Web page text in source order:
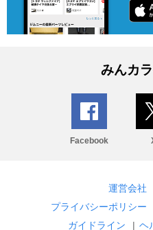
みんカ
Facebook
運営会社
プライバシーポリシー
ガイドライン
| ヘ